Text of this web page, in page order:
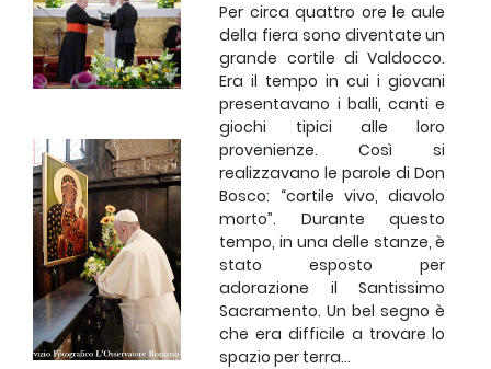
Per circa quattro ore le aule
della fiera sono diventate un
grande cortile di Valdocco.
Era il tempo in cui i giovani
presentavano i balli, canti e
giochi tipici alle loro
provenienze. Così si
realizzavano le parole di Don
Bosco: “cortile vivo, diavolo
morto”. Durante questo
tempo, in una delle stanze, è
stato esposto per
adorazione il Santissimo
Sacramento. Un bel segno è
che era difficile a trovare lo
spazio per terra...